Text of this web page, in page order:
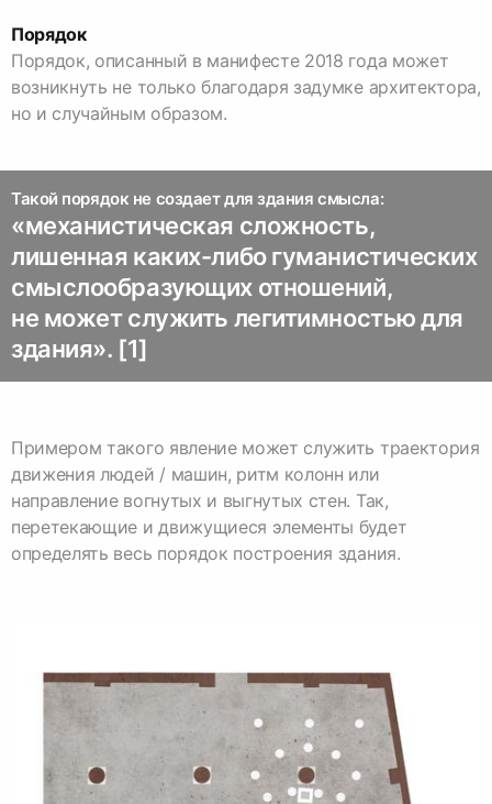
Порядок
Порядок, описанный в манифесте 2018 года может
возникнуть не только благодаря задумке архитектора,
Такой порядок не создает для здания смысла:
«механистическая сложность,
лишенная каких-либо гуманистических
смыслообразующих отношений,
не может служить легитимностью для
здания». [1]
Примером такого явление может служить траектория
движения людей / машин, ритм колонн или
направление вогнутых и выгнутых стен. Так,
перетекающие и движущиеся элементы будет
определять весь порядок построения здания.